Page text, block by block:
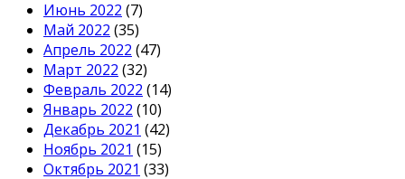
Июнь 2022 (7)
Май 2022 (35)
Апрель 2022 (47)
Март 2022 (32)
Февраль 2022 (14)
Январь 2022 (10)
Декабрь 2021 (42)
Ноябрь 2021 (15)
Октябрь 2021 (33)